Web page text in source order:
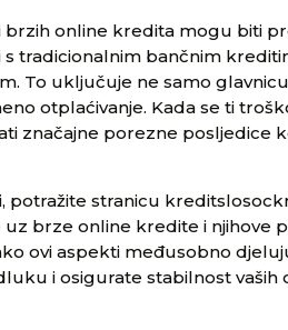
online kredita mogu biti
tradicionalnim bančnim
To uključuje ne samo
otplaćivanje. Kada se ti
značajne porezne posljedice
potražite stranicu
brze online kredite i njihove
ovi aspekti međusobno
i osigurate stabilnost vaših